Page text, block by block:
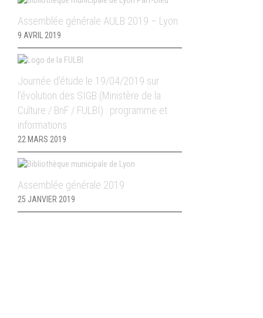
Assemblée générale AULB 2019 – Lyon
9 AVRIL 2019
Journée d’étude le 19/04/2019 sur
l’évolution des SIGB (Ministère de la
Culture / BnF / FULBI) : programme et
informations
22 MARS 2019
Assemblée générale 2019
25 JANVIER 2019